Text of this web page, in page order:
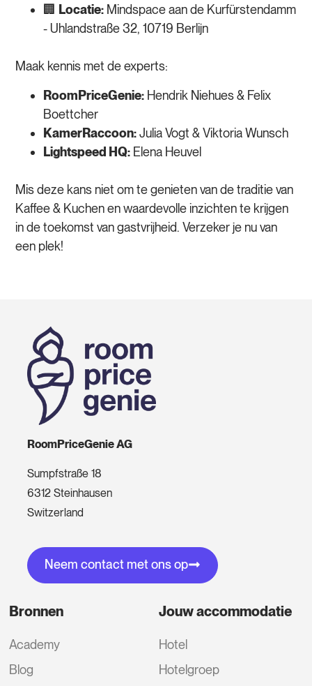
🏢 Locatie: Mindspace aan de Kurfürstendamm
- Uhlandstraße 32, 10719 Berlijn
Maak kennis met de experts:
RoomPriceGenie: Hendrik Niehues & Felix
Boettcher
KamerRaccoon:Julia Vogt & Viktoria Wunsch
Lightspeed HQ: Elena Heuvel
Mis deze kans niet om te genieten van de traditie van
Kaffee & Kuchen en waardevolle inzichten te krijgen
in de toekomst van gastvrijheid. Verzeker je nu van
een plek!
RoomPriceGenie AG
Sumpfstraße 18
6312 Steinhausen
Switzerland
Neem contact met ons op
Bronnen
Academy
Blog
Jouw accommodatie
Hotel
Hotelgroep